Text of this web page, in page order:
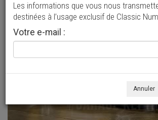
Les informations que vous nous
destinées à l’usage exclusif de Classic
Votre e-mail :
Annuler